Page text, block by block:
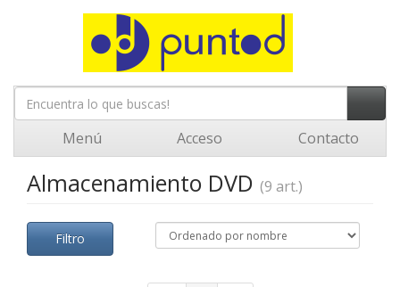
Menú Acceso Contacto
Almacenamiento DVD (9 art.)
Filtro